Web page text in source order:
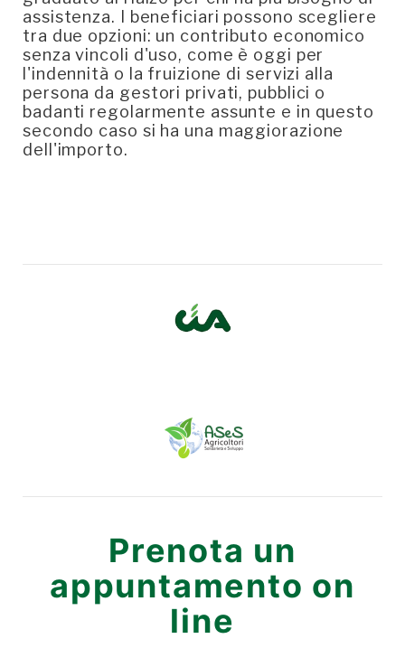
assistenza. I beneficiari possono scegliere
tra due opzioni: un contributo economico
senza vincoli d'uso, come è oggi per
l'indennità o la fruizione di servizi alla
persona da gestori privati, pubblici o
badanti regolarmente assunte e in questo
secondo caso si ha una maggiorazione
dell'importo.
Prenota un
appuntamento on
line